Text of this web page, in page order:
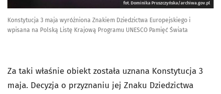
fot. Dominika Pruszczyńska/archiwa.gov.pl
Konstytucja 3 maja wyróżniona Znakiem Dziedzictwa Europejskiego i
wpisana na Polską Listę Krajową Programu UNESCO Pamięć Świata
Za taki właśnie obiekt została uznana Konstytucja 3
maja. Decyzja o przyznaniu jej Znaku Dziedzictwa